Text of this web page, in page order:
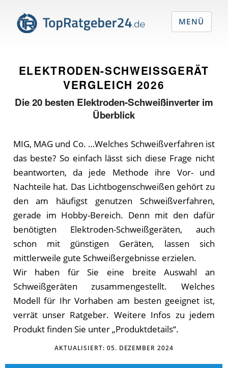
ELEKTRODEN-SCHWEISSGERÄT V
ERGLEICH
2026
Die20 besten Elektroden-Schweißinverter im
Überblick
MIG, MAG und Co. …Welches Schweißverfahren ist
das beste? So einfach lässt sich diese Frage nicht
beantworten, da jede Methode ihre Vor- und
Nachteile hat. Das Lichtbogenschweißen gehört zu
den am häufigst genutzen Schweißverfahren,
gerade im Hobby-Bereich. Denn mit den dafür
benötigten Elektroden-Schweißgeräten, auch
schon mit günstigen Geräten, lassen sich
mittlerweile gute Schweißergebnisse erzielen.
Wir haben für Sie eine breite Auswahl an
Schweißgeräten zusammengestellt. Welches
Modell für Ihr Vorhaben am besten geeignet ist,
verrät unser Ratgeber. Weitere Infos zu jedem
Produkt finden Sie unter „Produktdetails“.
AKTUALISIERT: 05. DEZEMBER 2024
MENÜ